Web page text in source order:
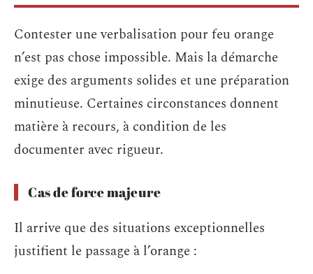
Contester une verbalisation pour feu orange
n’est pas chose impossible. Mais la démarche
exige des arguments solides et une préparation
minutieuse. Certaines circonstances donnent
matière à recours, à condition de les
documenter avec rigueur.
Cas de force majeure
Il arrive que des situations exceptionnelles
justifient le passage à l’orange :